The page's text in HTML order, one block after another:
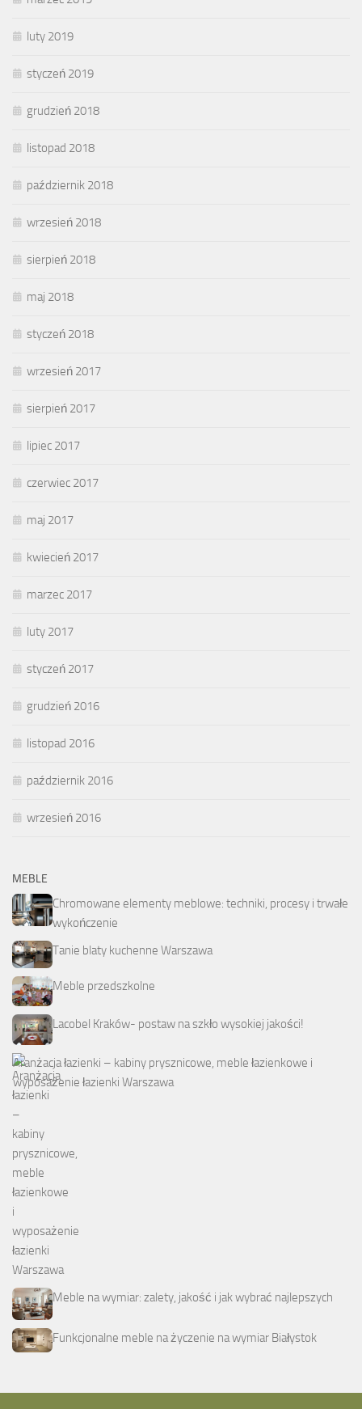
luty 2019
styczeń 2019
grudzień 2018
listopad 2018
październik 2018
wrzesień 2018
sierpień 2018
maj 2018
styczeń 2018
wrzesień 2017
sierpień 2017
lipiec 2017
czerwiec 2017
maj 2017
kwiecień 2017
marzec 2017
luty 2017
styczeń 2017
grudzień 2016
listopad 2016
październik 2016
wrzesień 2016
MEBLE
Chromowane elementy meblowe: techniki, procesy i trwałe
wykończenie
Tanie blaty kuchenne Warszawa
Meble przedszkolne
Lacobel Kraków- postaw na szkło wysokiej jakości!
Aranżacja łazienki – kabiny prysznicowe, meble łazienkowe i
wyposażenie łazienki Warszawa
Meble na wymiar: zalety, jakość i jak wybrać najlepszych
Funkcjonalne meble na życzenie na wymiar Białystok